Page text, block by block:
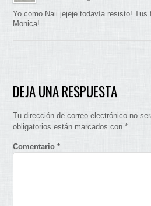
Yo como Naii jejeje todavía resisto! Tus
Monica!
DEJA UNA RESPUESTA
Tu dirección de correo electrónico no
obligatorios están marcados con*
Comentario*